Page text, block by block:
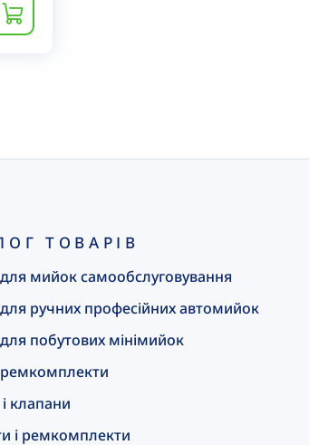
ТОВАРІВ
мийок самообслуговування
ручних професійних автомийок
побутових мінімийок
клапани
і ремкомплекти